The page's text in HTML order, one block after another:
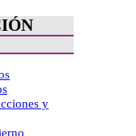
y